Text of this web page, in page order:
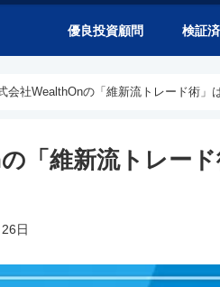
優良投資顧問 検証
会社WealthOnの「維新流トレード術」
「維新流トレー
日